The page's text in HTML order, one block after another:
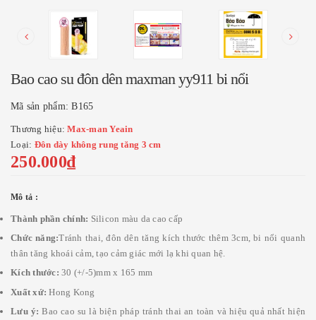
Bao cao su đôn dên maxman yy911 bi nổi
Mã sản phẩm:B165
Thương hiệu:Max-man Yeain
Loại: Đôn dày không rung tăng 3 cm
250.000₫
Mô tả :
Thành phần chính: Silicon màu da cao cấp
Chức năng:Tránh thai, đôn dên tăng kích thước thêm 3cm, bi nổi quanh
thân tăng khoái cảm, tạo cảm giác mới lạ khi quan hệ.
Kích thước: 30 (+/-5)mm x 165 mm
Xuất xứ: Hong Kong
Lưu ý:Bao cao su là biện pháp tránh thai an toàn và hiệu quả nhất hiện